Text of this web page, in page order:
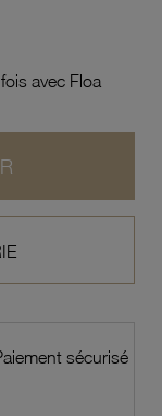
avec Floa
sécurisé